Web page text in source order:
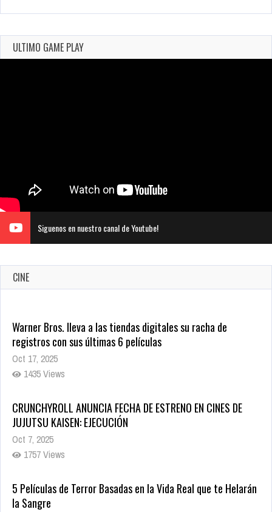
ULTIMO GAME PLAY
Siguenos en nuestro canal de Youtube!
CINE
Warner Bros. lleva a las tiendas digitales su racha de
registros con sus últimas 6 películas
Oct 17, 2025
1435 Views
CRUNCHYROLL ANUNCIA FECHA DE ESTRENO EN CINES DE
JUJUTSU KAISEN: EJECUCIÓN
Oct 7, 2025
1757 Views
5 Películas de Terror Basadas en la Vida Real que te Helarán
la Sangre